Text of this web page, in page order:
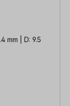
mm | D: 9.5